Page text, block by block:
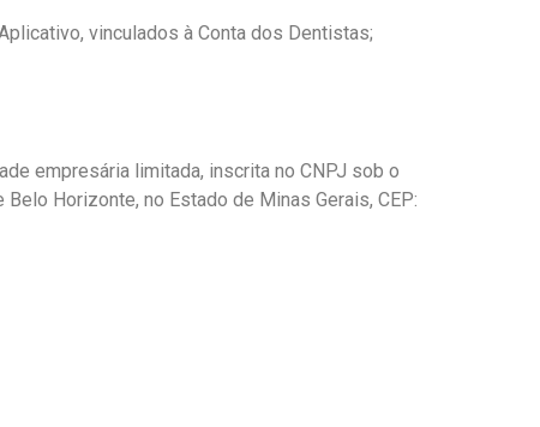
vinculados à Conta dos Dentistas;
empresária limitada, inscrita no CNPJ sob o
Horizonte, no Estado de Minas Gerais, CEP: